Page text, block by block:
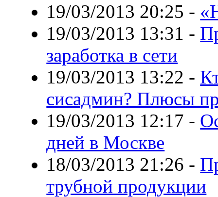
19/03/2013 20:25 -
19/03/2013 13:31 -
заработка в сети
19/03/2013 13:22 -
сисадмин? Плюсы
19/03/2013 12:17 -
дней в Москве
18/03/2013 21:26 -
трубной продукции